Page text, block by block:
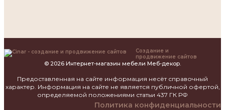
Создание и
продвижение сайтов
© 2026 Интернет-магазин мебели Меб-декор.
Предоставленная на сайте информация несёт справочный
характер. Информация на сайте не является публичной офертой,
определяемой положениями статьи 437 ГК РФ
Политика конфиденциальности